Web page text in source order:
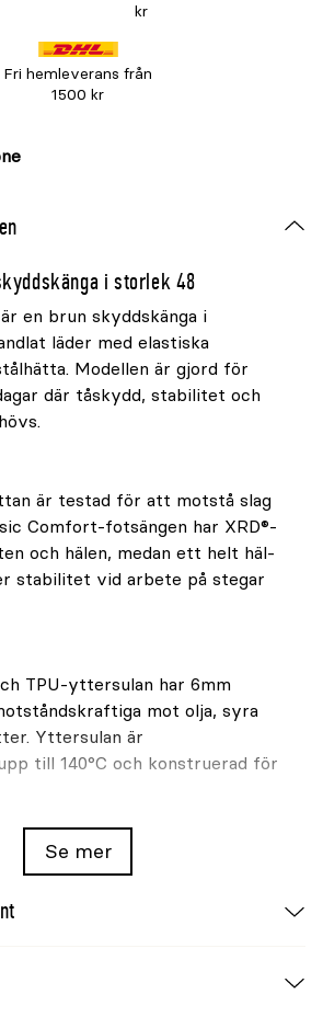
kr
Fri hemleverans från
1500 kr
i storlek 48
en brun skyddskänga i
läder med elastiska
Modellen är gjord för
där tåskydd, stabilitet och
är testad för att motstå slag
Comfort-fotsängen har XRD®-
och hälen, medan ett helt häl-
stabilitet vid arbete på stegar
TPU-yttersulan har 6mm
mot olja, syra
Yttersulan är
till 140°C och konstruerad för
Xtreme
oljebehandlat läder
Se mer